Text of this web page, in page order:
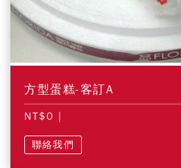
方型蛋糕-客訂A
NT$0
聯絡我們